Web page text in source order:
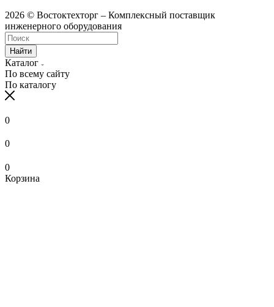
2026 © Востоктехторг – Комплексный поставщик
инженерного оборудования
Найти
Каталог
По всему сайту
По каталогу
0
0
0
Корзина